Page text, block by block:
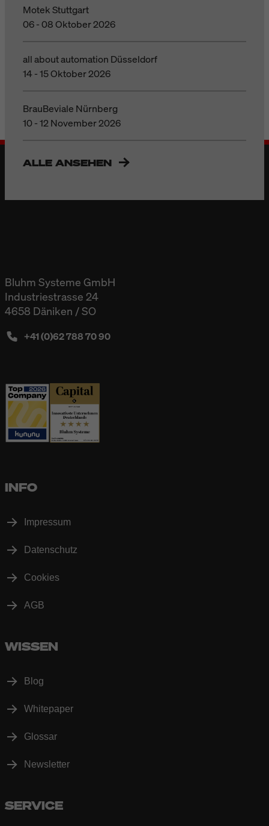
Motek Stuttgart
06 - 08 Oktober 2026
all about automation Düsseldorf
14 - 15 Oktober 2026
BrauBeviale Nürnberg
10 - 12 November 2026
ALLE ANSEHEN
Bluhm Systeme GmbH
Industriestrasse 24
4658 Däniken / SO
+41 (0)62 788 70 90
INFO
Impressum
Datenschutz
Cookies
AGB
WISSEN
Blog
Whitepaper
Glossar
Newsletter
SERVICE